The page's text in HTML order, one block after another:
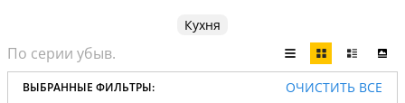
Кухня
ВЫБРАННЫЕ ФИЛЬТРЫ: ОЧИСТИТЬ ВСЕ